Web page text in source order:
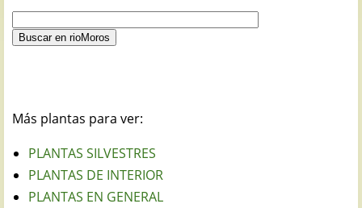
Más plantas para ver:
PLANTAS SILVESTRES
PLANTAS DE INTERIOR
PLANTAS EN GENERAL